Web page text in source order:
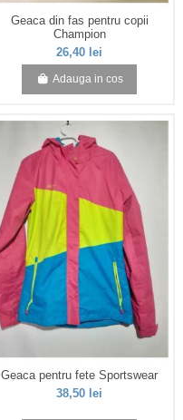
Geaca din fas pentru copii
Champion
26,40 lei
Adauga in cos
Geaca pentru fete Sportswear
38,50 lei